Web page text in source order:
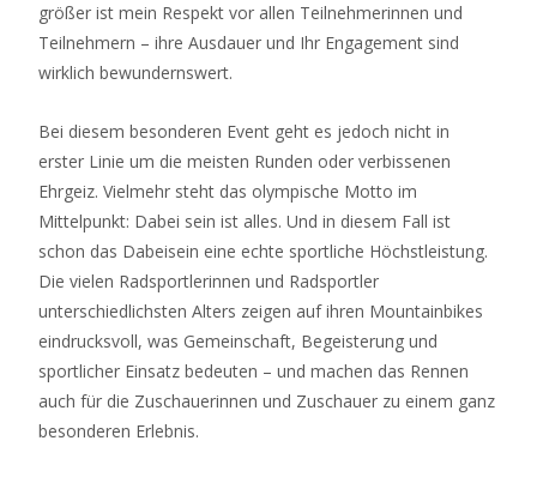
größer ist mein Respekt vor allen Teilnehmerinnen und
Teilnehmern – ihre Ausdauer und Ihr Engagement sind
wirklich bewundernswert.
Bei diesem besonderen Event geht es jedoch nicht in
erster Linie um die meisten Runden oder verbissenen
Ehrgeiz. Vielmehr steht das olympische Motto im
Mittelpunkt: Dabei sein ist alles. Und in diesem Fall ist
schon das Dabeisein eine echte sportliche Höchstleistung.
Die vielen Radsportlerinnen und Radsportler
unterschiedlichsten Alters zeigen auf ihren Mountainbikes
eindrucksvoll, was Gemeinschaft, Begeisterung und
sportlicher Einsatz bedeuten – und machen das Rennen
auch für die Zuschauerinnen und Zuschauer zu einem ganz
besonderen Erlebnis.